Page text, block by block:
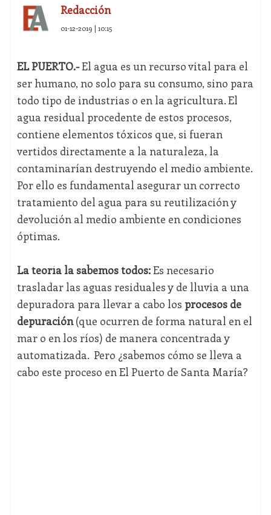
Redacción
01-12-2019 | 10:15
EL PUERTO.-El agua es un recurso vital para el
ser humano, no solo para su consumo, sino para
todo tipo de industrias o en la agricultura. El
agua residual procedente de estos procesos,
contiene elementos tóxicos que, si fueran
vertidos directamente a la naturaleza, la
contaminarían destruyendo el medio ambiente.
Por ello es fundamental asegurar un correcto
tratamiento del agua para su reutilización y
devolución al medio ambiente en condiciones
óptimas.
La teoría la sabemos todos:Es necesario
trasladar las aguas residuales y de lluvia a una
depuradora para llevar a cabo los procesos de
depuración(que ocurren de forma natural en el
mar o en los ríos) de manera concentrada y
automatizada. Pero ¿sabemos cómo se lleva a
cabo este proceso en El Puerto de Santa María?